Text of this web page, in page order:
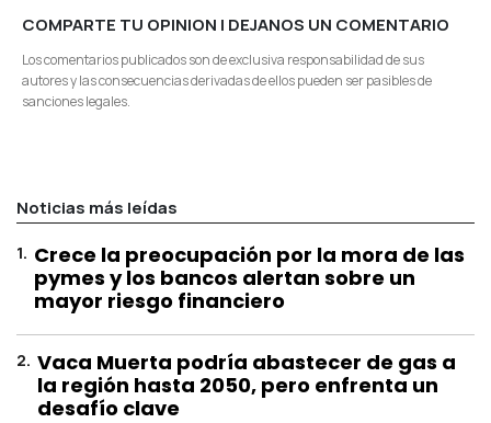
COMPARTE TU OPINION | DEJANOS UN COMENTARIO
Los comentarios publicados son de exclusiva responsabilidad de sus
autores y las consecuencias derivadas de ellos pueden ser pasibles de
sanciones legales.
Noticias más leídas
1. Crece la preocupación por la mora de las
pymes y los bancos alertan sobre un
mayor riesgo financiero
2. Vaca Muerta podría abastecer de gas a
la región hasta 2050, pero enfrenta un
desafío clave